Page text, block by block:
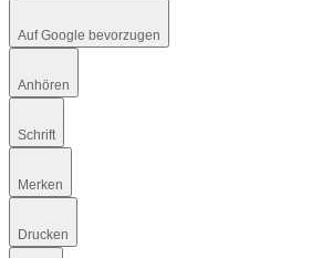
Auf Google bevorzugen
Anhören
Schrift
Merken
Drucken